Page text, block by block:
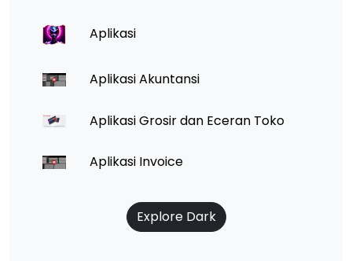
Aplikasi
Aplikasi Akuntansi
Aplikasi Grosir dan Eceran Toko
Aplikasi Invoice
Explore Dark